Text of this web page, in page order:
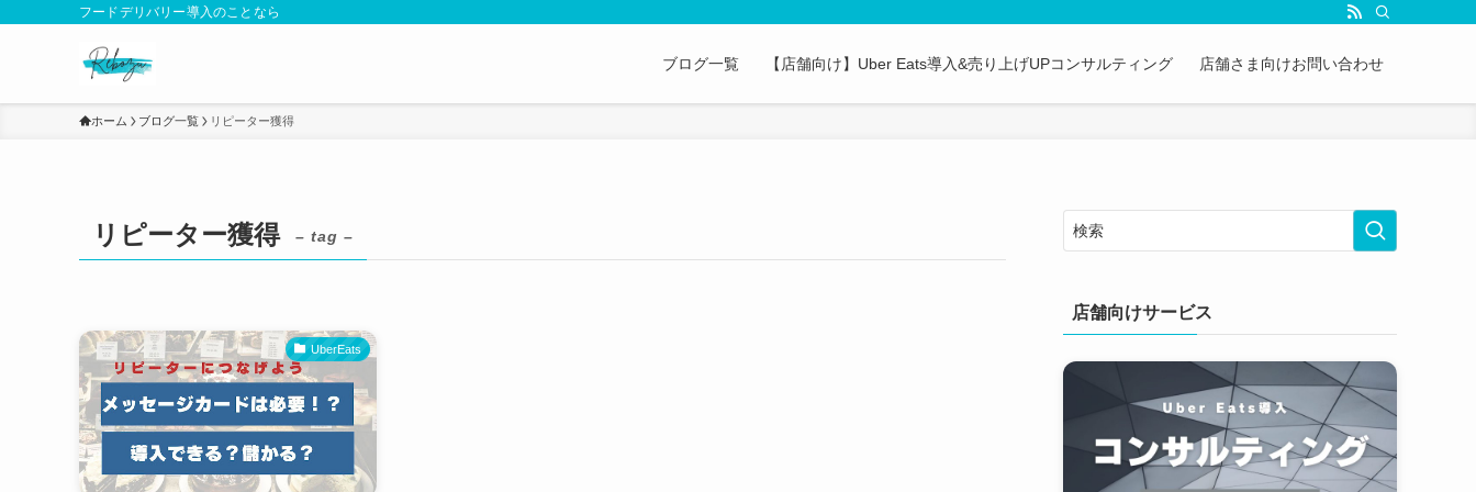
フードデリバリー導入のことなら
ブログ一覧 【店舗向け】Uber Eats導入&売り上げUPコンサルティング 店舗さま向けお問い合わせ
ホーム ブログ一覧 リピーター獲得
リピーター獲得 – tag –
UberEats
店舗向けサービス